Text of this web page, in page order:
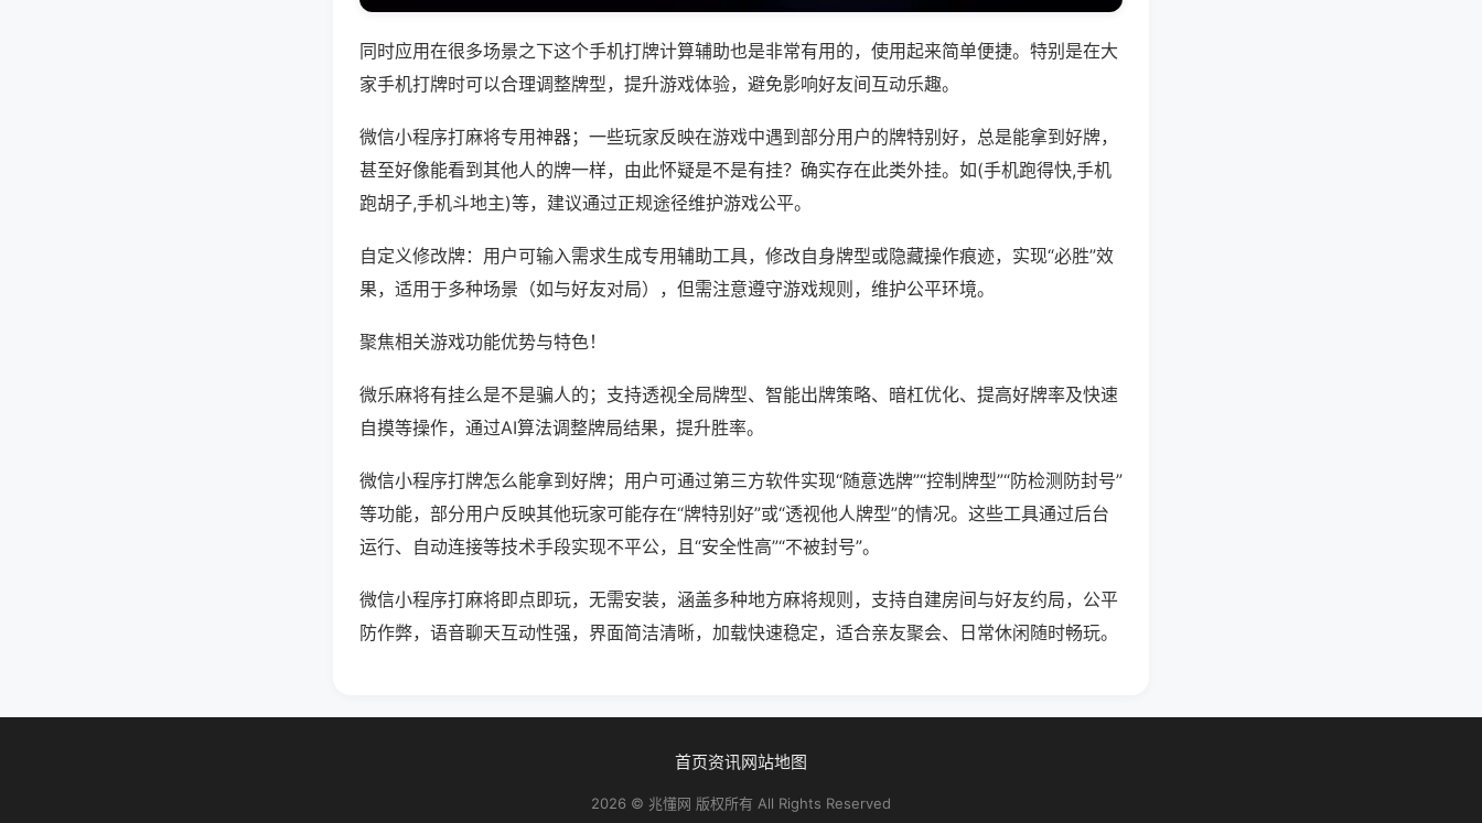
同时应用在很多场景之下这个手机打牌计算辅助也是非常有用的，使用起来简单便捷。特别是在大
家手机打牌时可以合理调整牌型，提升游戏体验，避免影响好友间互动乐趣。
微信小程序打麻将专用神器；一些玩家反映在游戏中遇到部分用户的牌特别好，总是能拿到好牌，
甚至好像能看到其他人的牌一样，由此怀疑是不是有挂？确实存在此类外挂。如(手机跑得快,手机
跑胡子,手机斗地主)等，建议通过正规途径维护游戏公平。
自定义修改牌：用户可输入需求生成专用辅助工具，修改自身牌型或隐藏操作痕迹，实现“必胜”效
果，适用于多种场景（如与好友对局），但需注意遵守游戏规则，维护公平环境。
聚焦相关游戏功能优势与特色！
微乐麻将有挂么是不是骗人的；支持透视全局牌型、智能出牌策略、暗杠优化、提高好牌率及快速
自摸等操作，通过AI算法调整牌局结果，提升胜率。
微信小程序打牌怎么能拿到好牌；用户可通过第三方软件实现“随意选牌”“控制牌型”“防检测防封号”
等功能，部分用户反映其他玩家可能存在“牌特别好”或“透视他人牌型”的情况。这些工具通过后台
运行、自动连接等技术手段实现不平公，且“安全性高”“不被封号”。
微信小程序打麻将即点即玩，无需安装，涵盖多种地方麻将规则，支持自建房间与好友约局，公平
防作弊，语音聊天互动性强，界面简洁清晰，加载快速稳定，适合亲友聚会、日常休闲随时畅玩。
首页资讯网站地图
2026 © 兆懂网 版权所有 All Rights Reserved